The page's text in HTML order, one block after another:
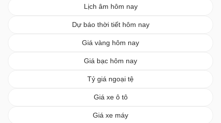
Lịch âm hôm nay
Dự báo thời tiết hôm nay
Giá vàng hôm nay
Giá bạc hôm nay
Tỷ giá ngoại tệ
Giá xe ô tô
Giá xe máy